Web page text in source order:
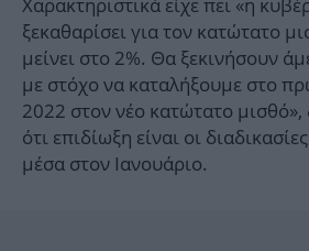
Χαρακτηριστικά είχε πει «η
ξεκαθαρίσει για τον κατώτατο
μείνει στο 2%. Θα ξεκινήσουν
με στόχο να καταλήξουμε στο
2022 στον νέο κατώτατο μισθό»,
ότι επιδίωξη είναι οι
μέσα στον Ιανουάριο.